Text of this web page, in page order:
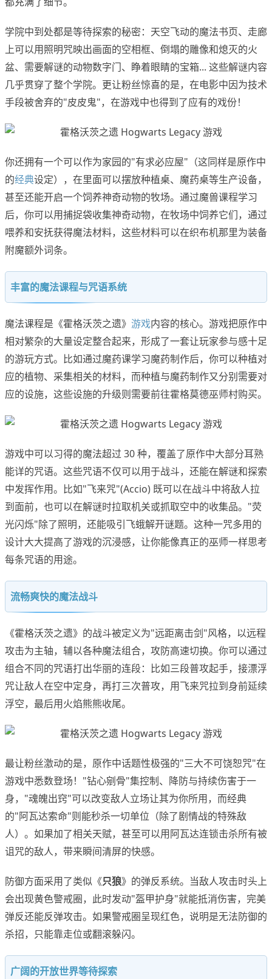
学院中到处都是等待探索的秘密：天空飞动的魔法书页、走廊
上可以用照明咒映出画面的空相框、倒塌的雕像和熄灭的火
盆、需要解谜的动物数字门、睁着眼睛的宝箱... 这些解谜内容
几乎贯穿了整个学院。更让粉丝惊喜的是，在电影中因为技术
手段被舍弃的"皮皮鬼"，在游戏中也得到了应有的戏份！
你还拥有一个可以作为家园的"有求必应屋"（这同样是原作中
的经典设定），在里面可以摆放种植桌、魔药桌等生产设备，
甚至还能开启一个饲养神奇动物的牧场。通过魔兽课程学习
后，你可以用捕捉袋收集神奇动物，在牧场中饲养它们，通过
喂养和安抚获得魔法材料，这些材料可以在织布机那里为装备
附魔额外词条。
丰富的魔法课程与咒语系统
魔法课程是《霍格沃茨之遗》 游戏内容的核心。游戏把原作中
相对繁杂的大量设定整合起来，形成了一套让玩家参与感十足
的游玩方式。比如通过魔药课学习魔药制作后，你可以种植对
应的植物、采集相关的材料，而种植与魔药制作又分别需要对
应的设施，这些设施的升级则需要前往霍格莫德巫师村购买。
游戏中可以习得的魔法超过 30 种，覆盖了原作中大部分耳熟
能详的咒语。这些咒语不仅可以用于战斗，还能在解谜和探索
中发挥作用。比如"飞来咒"(Accio) 既可以在战斗中将敌人拉
到面前，也可以在解谜时拉取机关或抓取空中的收集品。"荧
光闪烁"除了照明，还能吸引飞蛾解开谜题。这种一咒多用的
设计大大提高了游戏的沉浸感，让你能像真正的巫师一样思考
每条咒语的用途。
流畅爽快的魔法战斗
《霍格沃茨之遗》的战斗被定义为"远距离击剑"风格，以远程
攻击为主轴，辅以各种魔法组合，攻防高速切换。你可以通过
组合不同的咒语打出华丽的连段：比如三段普攻起手，接漂浮
咒让敌人在空中定身，再打三次普攻，用飞来咒拉到身前延续
浮空，最后用火焰熊熊收尾。
最让粉丝激动的是，原作中话题性极强的"三大不可饶恕咒"在
游戏中悉数登场！"钻心剜骨"集控制、降防与持续伤害于一
身，"魂魄出窍"可以改变敌人立场让其为你所用，而经典
的"阿瓦达索命"则能秒杀一切单位（除了剧情战的特殊敌
人）。如果加了相关天赋，甚至可以用阿瓦达连锁击杀所有被
诅咒的敌人，带来瞬间清屏的快感。
防御方面采用了类似《只狼》的弹反系统。当敌人攻击时头上
会出现黄色警戒圈，此时发动"盔甲护身"就能抵消伤害，完美
弹反还能反弹攻击。如果警戒圈呈现红色，说明是无法防御的
杀招，只能靠走位或翻滚躲闪。
广阔的开放世界等待探索